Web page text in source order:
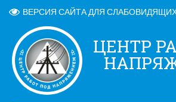
ВЕРСИЯ САЙТА ДЛЯ
ЦЕНТР